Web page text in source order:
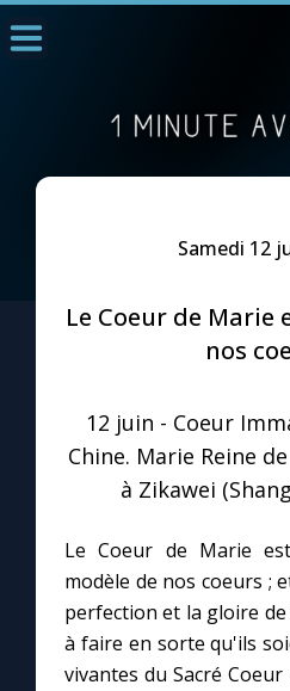
L'actualité de la semaine
La newsletter
Le compte Tiktok
Le magazine
Samedi 12
Le Coeur de Marie
nos
12 juin - Coeur
Chine. Marie Reine
à Zikawei
Le Coeur de Marie
modèle de nos coeurs ;
perfection et la gloire
à faire en sorte qu'ils
vivantes du Sacré